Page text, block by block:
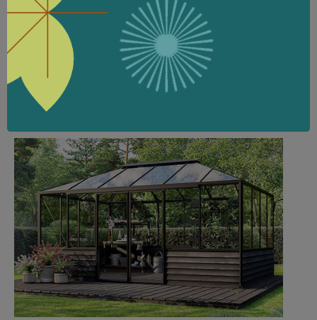
Mois Black Friday Bloomcabin France –
Jusqu’à 45% de Réduction sur les Serres,
Pavillons de Jardin et Abris en Bois
Profitez du Mois Black Friday Bloomcabin en France avec jusqu’à
45% de réduction sur les serres en aluminium, pavillons de jardin et
abris en bois.
03.11.2025.